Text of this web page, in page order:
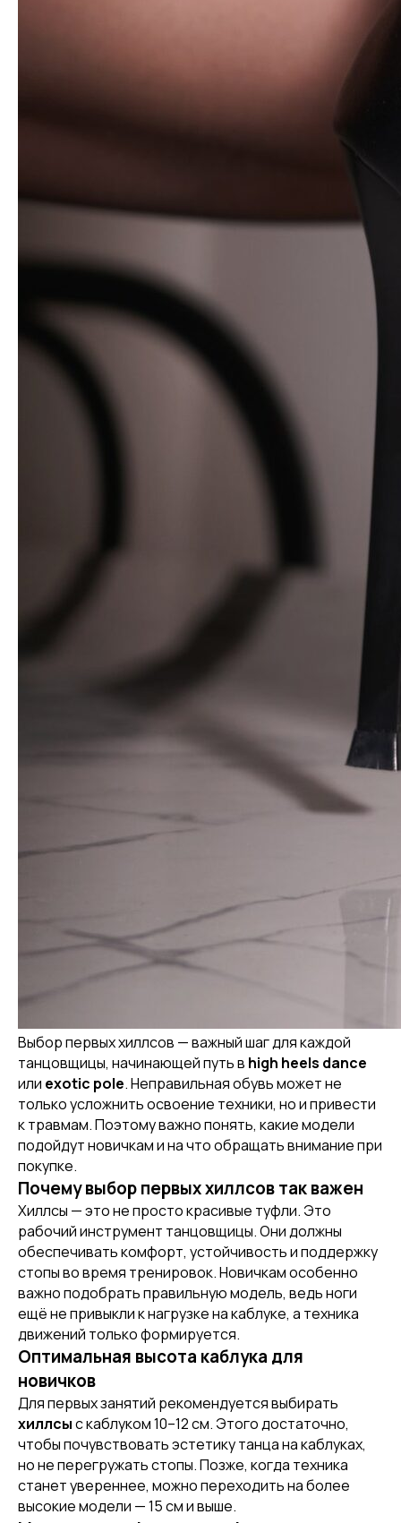
Выбор первых хиллсов — важный шаг для каждой
танцовщицы, начинающей путь в high heels dance
или exotic pole. Неправильная обувь может не
только усложнить освоение техники, но и привести
к травмам. Поэтому важно понять, какие модели
подойдут новичкам и на что обращать внимание при
покупке.
Почему выбор первых хиллсов так важен
Хиллсы — это не просто красивые туфли. Это
рабочий инструмент танцовщицы. Они должны
обеспечивать комфорт, устойчивость и поддержку
стопы во время тренировок. Новичкам особенно
важно подобрать правильную модель, ведь ноги
ещё не привыкли к нагрузке на каблуке, а техника
движений только формируется.
Оптимальная высота каблука для
новичков
Для первых занятий рекомендуется выбирать
хиллсыс каблуком 10–12 см. Этого достаточно,
чтобы почувствовать эстетику танца на каблуках,
но не перегружать стопы. Позже, когда техника
станет увереннее, можно переходить на более
высокие модели — 15 см и выше.
[ DISCOUNTS ]
АКЦИИ